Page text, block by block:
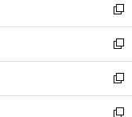
く
で
開
く
ド
ウ
で
開
く
ィ
ン
ド
ウ
で
開
く
い
ウ
ィ
ン
ド
ウ
で
新
し
い
ウ
ィ
ン
ド
新
し
い
ウ
新
し